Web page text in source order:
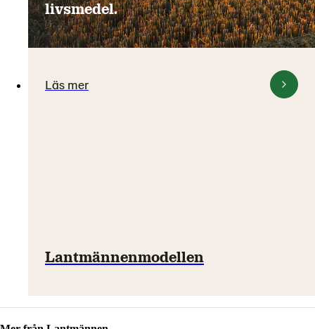
livsmedel.
Läs mer
Lantmännenmodellen